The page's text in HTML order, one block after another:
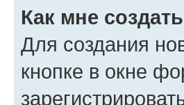
Как мне
Для создания
кнопке в окне